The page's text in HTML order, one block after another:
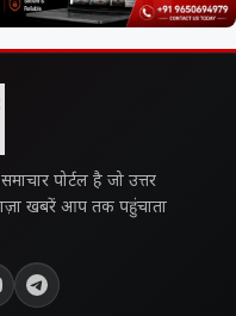
पोर्टल है जो उत्तर
खबरें आप तक पहुंचाता